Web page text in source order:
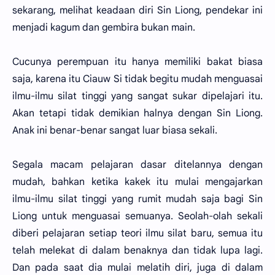
sekarang, melihat keadaan diri Sin Liong, pendekar ini
menjadi kagum dan gembira bukan main.
Cucunya perempuan itu hanya memiliki bakat biasa
saja, karena itu Ciauw Si tidak begitu mudah menguasai
ilmu-ilmu silat tinggi yang sangat sukar dipelajari itu.
Akan tetapi tidak demikian halnya dengan Sin Liong.
Anak ini benar-benar sangat luar biasa sekali.
Segala macam pelajaran dasar ditelannya dengan
mudah, bahkan ketika kakek itu mulai mengajarkan
ilmu-ilmu silat tinggi yang rumit mudah saja bagi Sin
Liong untuk menguasai semuanya. Seolah-olah sekali
diberi pelajaran setiap teori ilmu silat baru, semua itu
telah melekat di dalam benaknya dan tidak lupa lagi.
Dan pada saat dia mulai melatih diri, juga di dalam